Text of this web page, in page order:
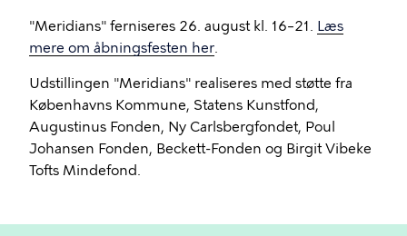
"Meridians" ferniseres 26. august kl. 16–21. Læs
mere om åbningsfesten her.
Udstillingen "Meridians" realiseres med støtte fra
Københavns Kommune, Statens Kunstfond,
Augustinus Fonden, Ny Carlsbergfondet, Poul
Johansen Fonden, Beckett-Fonden og Birgit Vibeke
Tofts Mindefond.